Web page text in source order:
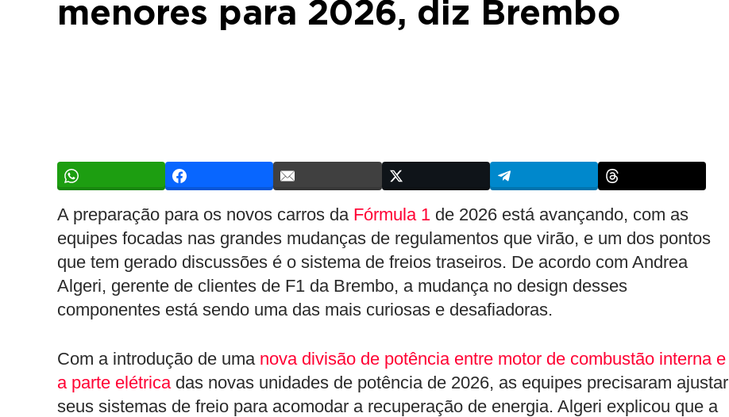
menores para 2026, diz Brembo
A preparação para os novos carros da Fórmula 1 de 2026 está avançando, com as
equipes focadas nas grandes mudanças de regulamentos que virão, e um dos pontos
que tem gerado discussões é o sistema de freios traseiros. De acordo com Andrea
Algeri, gerente de clientes de F1 da Brembo, a mudança no design desses
componentes está sendo uma das mais curiosas e desafiadoras.
Com a introdução de uma nova divisão de potência entre motor de combustão interna e
a parte elétricadas novas unidades de potência de 2026, as equipes precisaram ajustar
seus sistemas de freio para acomodar a recuperação de energia. Algeri explicou que a